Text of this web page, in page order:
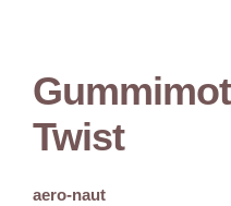
Twist
aero-naut